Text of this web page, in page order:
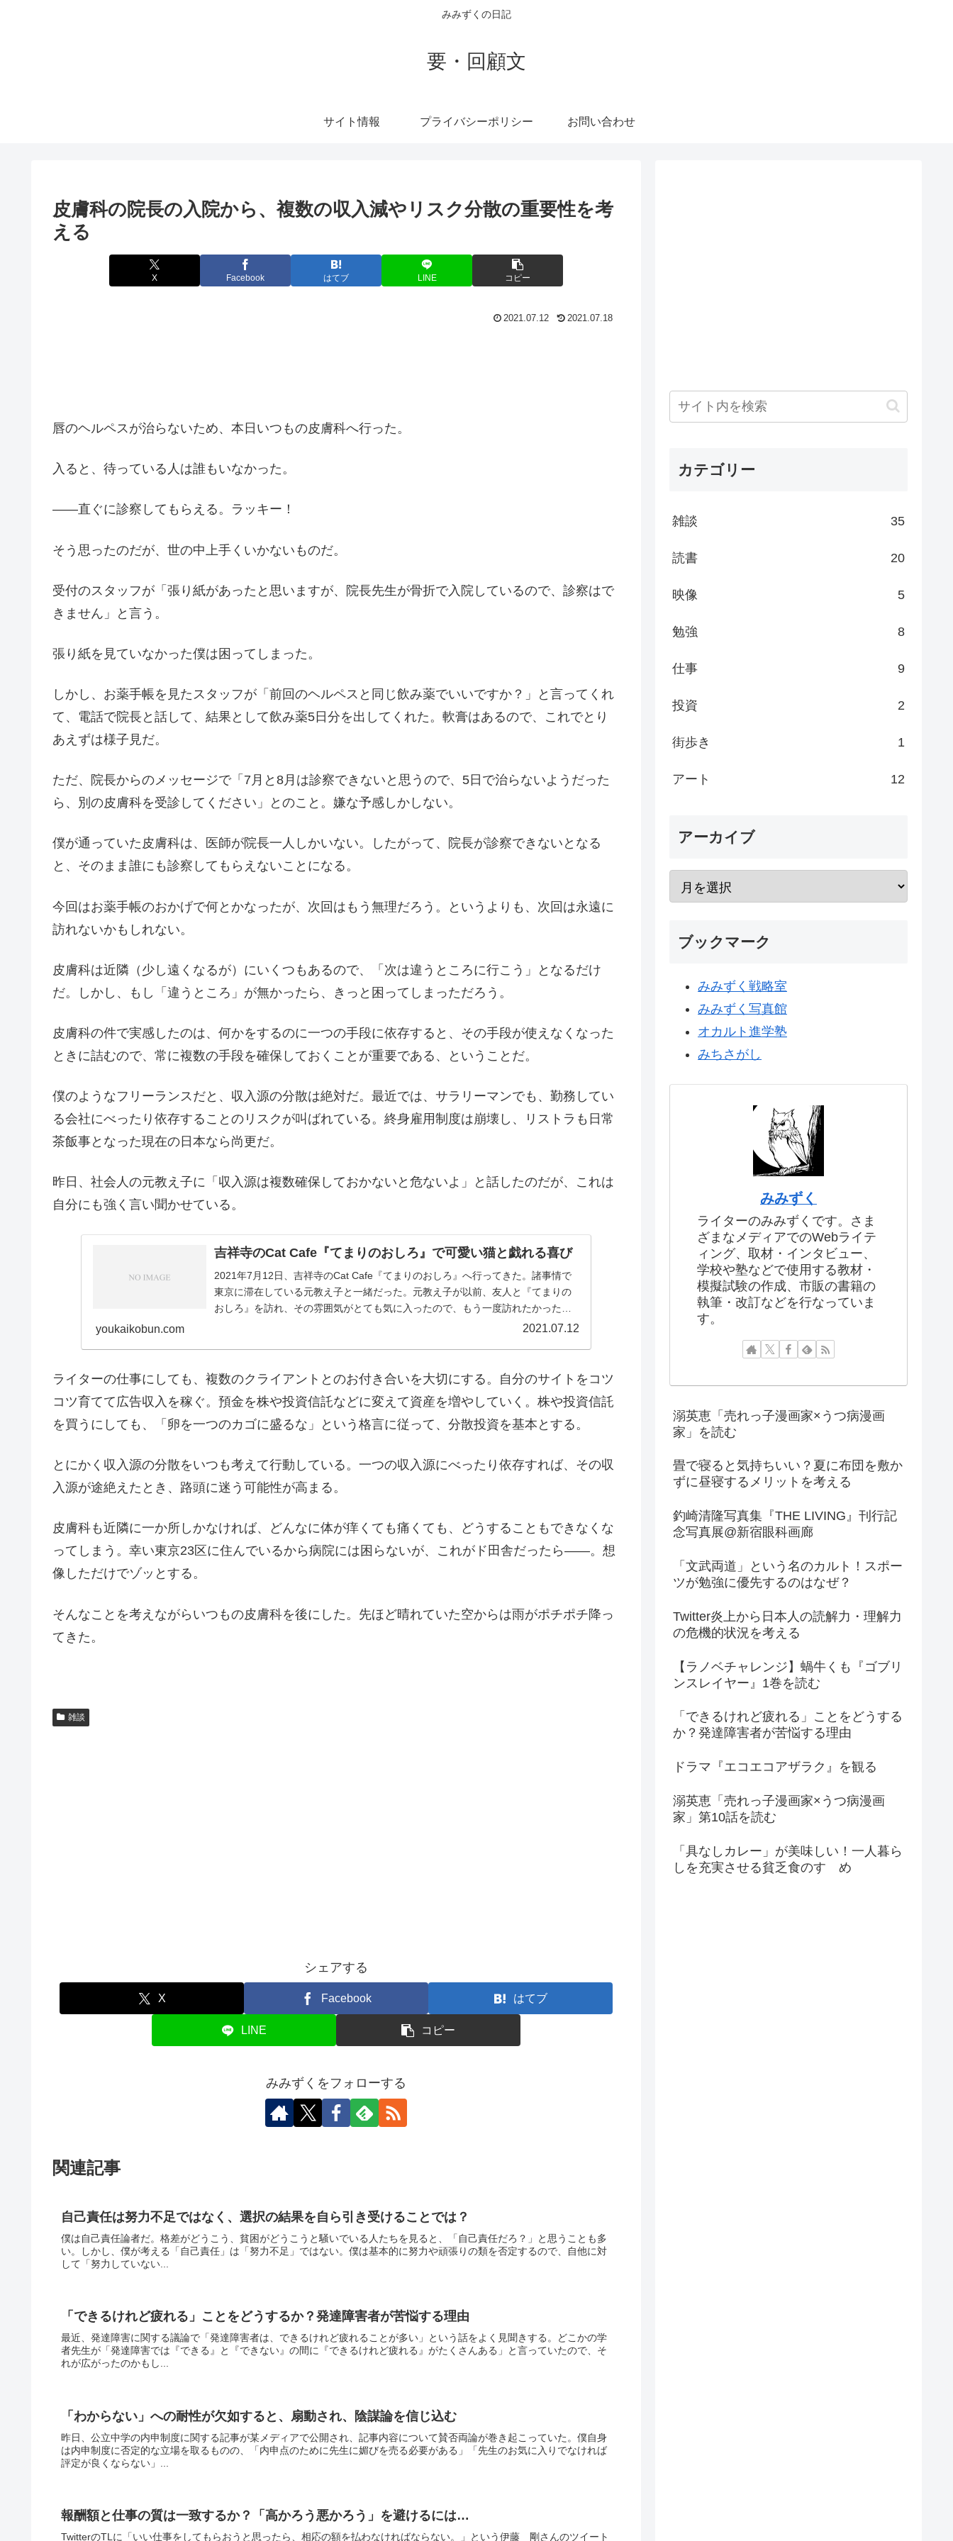
みみずくの日記
要・回顧文
サイト情報 プライバシーポリシー お問い合わせ
皮膚科の院長の入院から、複数の収入減やリスク分散の重要性を考
える
X Facebook はてブ LINE コピー
2021.07.12 2021.07.18
唇のヘルペスが治らないため、本日いつもの皮膚科へ行った。
入ると、待っている人は誰もいなかった。
――直ぐに診察してもらえる。ラッキー！
そう思ったのだが、世の中上手くいかないものだ。
受付のスタッフが「張り紙があったと思いますが、院長先生が骨折で入院しているので、診察はで
きません」と言う。
張り紙を見ていなかった僕は困ってしまった。
しかし、お薬手帳を見たスタッフが「前回のヘルペスと同じ飲み薬でいいですか？」と言ってくれ
て、電話で院長と話して、結果として飲み薬5日分を出してくれた。軟膏はあるので、これでとり
あえずは様子見だ。
ただ、院長からのメッセージで「7月と8月は診察できないと思うので、5日で治らないようだった
ら、別の皮膚科を受診してください」とのこと。嫌な予感しかしない。
僕が通っていた皮膚科は、医師が院長一人しかいない。したがって、院長が診察できないとなる
と、そのまま誰にも診察してもらえないことになる。
今回はお薬手帳のおかげで何とかなったが、次回はもう無理だろう。というよりも、次回は永遠に
訪れないかもしれない。
皮膚科は近隣（少し遠くなるが）にいくつもあるので、「次は違うところに行こう」となるだけ
だ。しかし、もし「違うところ」が無かったら、きっと困ってしまっただろう。
皮膚科の件で実感したのは、何かをするのに一つの手段に依存すると、その手段が使えなくなった
ときに詰むので、常に複数の手段を確保しておくことが重要である、ということだ。
僕のようなフリーランスだと、収入源の分散は絶対だ。最近では、サラリーマンでも、勤務してい
る会社にべったり依存することのリスクが叫ばれている。終身雇用制度は崩壊し、リストラも日常
茶飯事となった現在の日本なら尚更だ。
昨日、社会人の元教え子に「収入源は複数確保しておかないと危ないよ」と話したのだが、これは
自分にも強く言い聞かせている。
吉祥寺のCat Cafe『てまりのおしろ』で可愛い猫と戯れる喜び
2021年7月12日、吉祥寺のCat Cafe『てまりのおしろ』へ行ってきた。諸事情で
東京に滞在している元教え子と一緒だった。元教え子が以前、友人と『てまりの
おしろ』を訪れ、その雰囲気がとても気に入ったので、もう一度訪れたかったそ
youkaikobun.com 2021.07.12
ライターの仕事にしても、複数のクライアントとのお付き合いを大切にする。自分のサイトをコツ
コツ育てて広告収入を稼ぐ。預金を株や投資信託などに変えて資産を増やしていく。株や投資信託
を買うにしても、「卵を一つのカゴに盛るな」という格言に従って、分散投資を基本とする。
とにかく収入源の分散をいつも考えて行動している。一つの収入源にべったり依存すれば、その収
入源が途絶えたとき、路頭に迷う可能性が高まる。
皮膚科も近隣に一か所しかなければ、どんなに体が痒くても痛くても、どうすることもできなくな
ってしまう。幸い東京23区に住んでいるから病院には困らないが、これがド田舎だったら――。想
像しただけでゾッとする。
そんなことを考えながらいつもの皮膚科を後にした。先ほど晴れていた空からは雨がポチポチ降っ
てきた。
雑談
シェアする
X Facebook はてブ
LINE コピー
みみずくをフォローする
関連記事
自己責任は努力不足ではなく、選択の結果を自ら引き受けることでは？
僕は自己責任論者だ。格差がどうこう、貧困がどうこうと騒いでいる人たちを見ると、「自己責任だろ？」と思うことも多
い。しかし、僕が考える「自己責任」は「努力不足」ではない。僕は基本的に努力や頑張りの類を否定するので、自他に対
して「努力していない...
「できるけれど疲れる」ことをどうするか？発達障害者が苦悩する理由
最近、発達障害に関する議論で「発達障害者は、できるけれど疲れることが多い」という話をよく見聞きする。どこかの学
者先生が「発達障害では『できる』と『できない』の間に『できるけれど疲れる』がたくさんある」と言っていたので、そ
れが広がったのかもし...
「わからない」への耐性が欠如すると、扇動され、陰謀論を信じ込む
昨日、公立中学の内申制度に関する記事が某メディアで公開され、記事内容について賛否両論が巻き起こっていた。僕自身
は内申制度に否定的な立場を取るものの、「内申点のために先生に媚びを売る必要がある」「先生のお気に入りでなければ
評定が良くならない」...
報酬額と仕事の質は一致するか？「高かろう悪かろう」を避けるには…
TwitterのTLに「いい仕事をしてもらおうと思ったら、相応の額を払わなければならない。」という伊藤 剛さんのツイート
カテゴリー
雑談 35
読書 20
映像 5
勉強 8
仕事 9
投資 2
街歩き 1
アート 12
アーカイブ
ブックマーク
みみずく戦略室
みみずく写真館
オカルト進学塾
みちさがし
みみずく
ライターのみみずくです。さま
ざまなメディアでのWebライテ
ィング、取材・インタビュー、
学校や塾などで使用する教材・
模擬試験の作成、市販の書籍の
執筆・改訂などを行なっていま
す。
溺英恵「売れっ子漫画家×うつ病漫画
家」を読む
畳で寝ると気持ちいい？夏に布団を敷か
ずに昼寝するメリットを考える
釣崎清隆写真集『THE LIVING』刊行記
念写真展@新宿眼科画廊
「文武両道」という名のカルト！スポー
ツが勉強に優先するのはなぜ？
Twitter炎上から日本人の読解力・理解力
の危機的状況を考える
【ラノベチャレンジ】蝸牛くも『ゴブリ
ンスレイヤー』1巻を読む
「できるけれど疲れる」ことをどうする
か？発達障害者が苦悩する理由
ドラマ『エコエコアザラク』を観る
溺英恵「売れっ子漫画家×うつ病漫画
家」第10話を読む
「具なしカレー」が美味しい！一人暮ら
しを充実させる貧乏食のすゝめ